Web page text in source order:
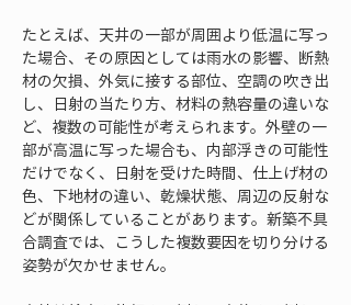
たとえば、天井の一部が周囲より低温に写っ
た場合、その原因としては雨水の影響、断熱
材の欠損、外気に接する部位、空調の吹き出
し、日射の当たり方、材料の熱容量の違いな
ど、複数の可能性が考えられます。外壁の一
部が高温に写った場合も、内部浮きの可能性
だけでなく、日射を受けた時間、仕上げ材の
色、下地材の違い、乾燥状態、周辺の反射な
どが関係していることがあります。新築不具
合調査では、こうした複数要因を切り分ける
姿勢が欠かせません。